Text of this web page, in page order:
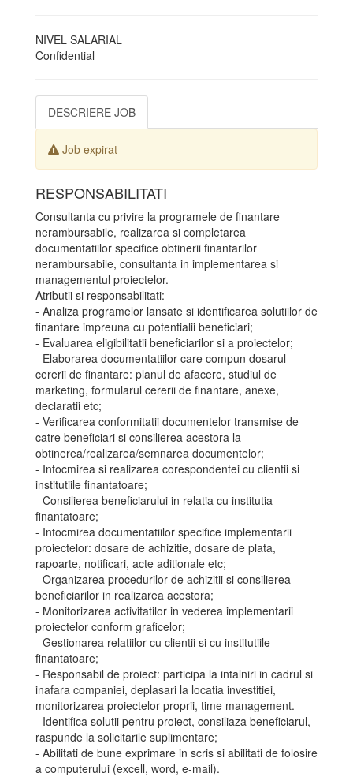
NIVEL SALARIAL
Confidential
DESCRIERE JOB
Job expirat
RESPONSABILITATI
Consultanta cu privire la programele de finantare
nerambursabile, realizarea si completarea
documentatiilor specifice obtinerii finantarilor
nerambursabile, consultanta in implementarea si
managementul proiectelor.
Atributii si responsabilitati:
- Analiza programelor lansate si identificarea solutiilor de
finantare impreuna cu potentialii beneficiari;
- Evaluarea eligibilitatii beneficiarilor si a proiectelor;
- Elaborarea documentatiilor care compun dosarul
cererii de finantare: planul de afacere, studiul de
marketing, formularul cererii de finantare, anexe,
declaratii etc;
- Verificarea conformitatii documentelor transmise de
catre beneficiari si consilierea acestora la
obtinerea/realizarea/semnarea documentelor;
- Intocmirea si realizarea corespondentei cu clientii si
institutiile finantatoare;
- Consilierea beneficiarului in relatia cu institutia
finantatoare;
- Intocmirea documentatiilor specifice implementarii
proiectelor: dosare de achizitie, dosare de plata,
rapoarte, notificari, acte aditionale etc;
- Organizarea procedurilor de achizitii si consilierea
beneficiarilor in realizarea acestora;
- Monitorizarea activitatilor in vederea implementarii
proiectelor conform graficelor;
- Gestionarea relatiilor cu clientii si cu institutiile
finantatoare;
- Responsabil de proiect: participa la intalniri in cadrul si
inafara companiei, deplasari la locatia investitiei,
monitorizarea proiectelor proprii, time management.
- Identifica solutii pentru proiect, consiliaza beneficiarul,
raspunde la solicitarile suplimentare;
- Abilitati de bune exprimare in scris si abilitati de folosire
a computerului (excell, word, e-mail).